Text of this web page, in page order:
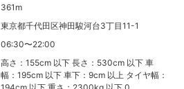
361m
東京都千代田区神田駿河台3丁目11-1
06:30〜22:00
高さ：155cm 以下 長さ：530cm 以下 車
幅：195cm 以下 車下：9cm 以上 タイヤ幅：